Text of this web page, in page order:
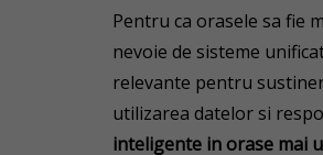
Pentru ca orasele sa fie
nevoie de sisteme
relevante pentru
utilizarea datelor si
inteligente in orase mai